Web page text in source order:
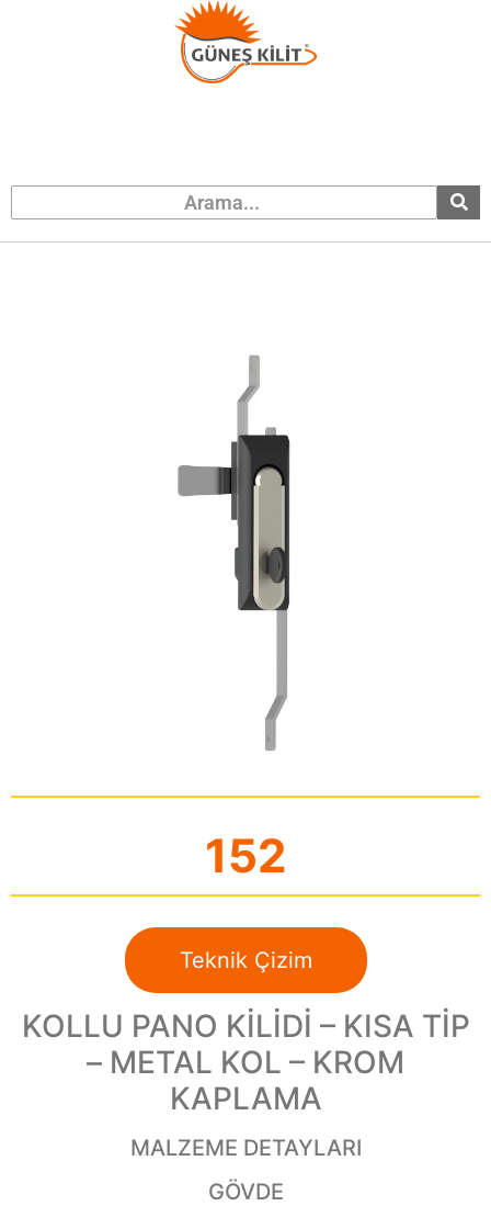
152
Teknik Çizim
KOLLU PANO KİLİDİ – KISA TİP
– METAL KOL – KROM
KAPLAMA
MALZEME DETAYLARI
GÖVDE